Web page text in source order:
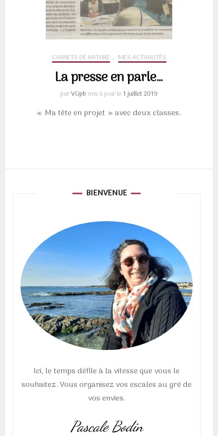
CARNETS DE NATURE , MES ACTUALITÉS
La presse en parle…
parVGpb mis à jour le1 juillet 2019
« Ma tête en projet » avec deux classes.
BIENVENUE
Ici, le temps défile à la vitesse que vous le
souhaitez. Vous organisez vos escales au gré de
vos envies.
Pascale Bodin